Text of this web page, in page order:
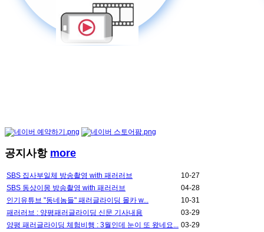
공지사항 more
SBS 집사부일체 방송촬영 with 패러러브
10-27
SBS 동상이몽 방송촬영 with 패러러브
04-28
인기유튜브 "동네놈들" 패러글라이딩 몰카 w...
10-31
패러러브 : 양평패러글라이딩 신문 기사내용
03-29
양평 패러글라이딩 체험비행 : 3월인데 눈이 또 왔네요...
03-29